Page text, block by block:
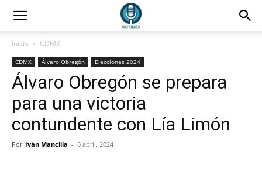
Inicio CDMX
CDMX Álvaro Obregón Elecciones 2024
Álvaro Obregón se prepara
para una victoria
contundente con Lía Limón
Por Iván Mancilla - 6 abril, 2024